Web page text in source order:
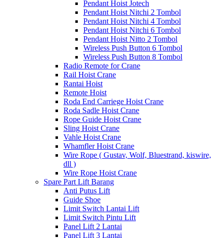
Pendant Hoist Jotech
Pendant Hoist Nitchi 2 Tombol
Pendant Hoist Nitchi 4 Tombol
Pendant Hoist Nitchi 6 Tombol
Pendant Hoist Nitto 2 Tombol
Wireless Push Button 6 Tombol
Wireless Push Button 8 Tombol
Radio Remote for Crane
Rail Hoist Crane
Rantai Hoist
Remote Hoist
Roda End Carriege Hoist Crane
Roda Sadle Hoist Crane
Rope Guide Hoist Crane
Sling Hoist Crane
Vahle Hoist Crane
Whamfler Hoist Crane
Wire Rope ( Gustav, Wolf, Bluestrand, kiswire,
dll )
Wire Rope Hoist Crane
Spare Part Lift Barang
Anti Putus Lift
Guide Shoe
Limit Switch Lantai Lift
Limit Switch Pintu Lift
Panel Lift 2 Lantai
Panel Lift 3 Lantai